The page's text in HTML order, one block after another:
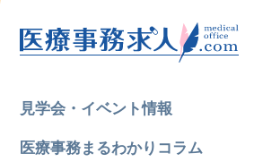
見学会・イベント情報
医療事務まるわかりコラム